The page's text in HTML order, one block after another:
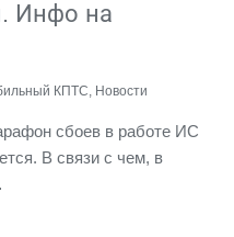
Инфо на
КПТС Новости
сбоев в работе ИС
В связи с чем, в